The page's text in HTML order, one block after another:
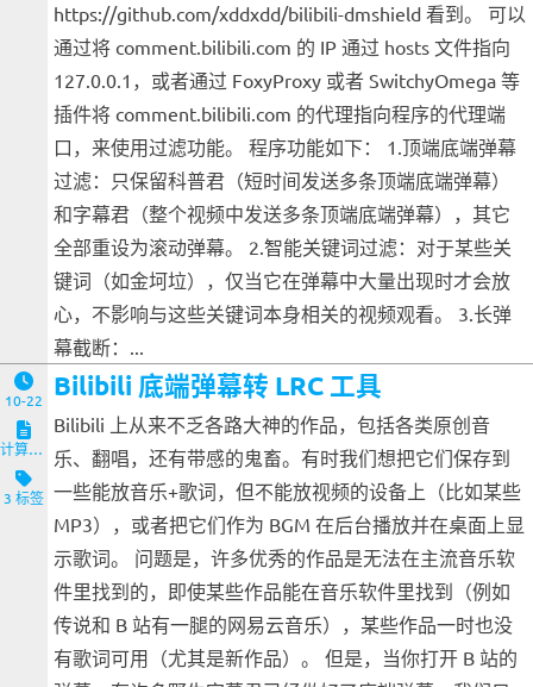
https://github.com/xddxdd/bilibili-dmshield 看到。 可以
通过将 comment.bilibili.com 的 IP 通过 hosts 文件指向
127.0.0.1，或者通过 FoxyProxy 或者 SwitchyOmega 等
插件将 comment.bilibili.com 的代理指向程序的代理端
口，来使用过滤功能。 程序功能如下： 1.顶端底端弹幕
过滤：只保留科普君（短时间发送多条顶端底端弹幕）
和字幕君（整个视频中发送多条顶端底端弹幕），其它
全部重设为滚动弹幕。 2.智能关键词过滤：对于某些关
键词（如金坷垃），仅当它在弹幕中大量出现时才会放
心，不影响与这些关键词本身相关的视频观看。 3.长弹
幕截断：...
10-22
计算机与客户端
3 标签
Bilibili 底端弹幕转 LRC 工具
Bilibili 上从来不乏各路大神的作品，包括各类原创音
乐、翻唱，还有带感的鬼畜。有时我们想把它们保存到
一些能放音乐+歌词，但不能放视频的设备上（比如某些
MP3），或者把它们作为 BGM 在后台播放并在桌面上显
示歌词。 问题是，许多优秀的作品是无法在主流音乐软
件里找到的，即使某些作品能在音乐软件里找到（例如
传说和 B 站有一腿的网易云音乐），某些作品一时也没
有歌词可用（尤其是新作品）。 但是，当你打开 B 站的